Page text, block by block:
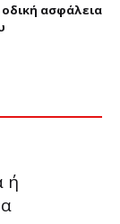
ασφάλεια
ή